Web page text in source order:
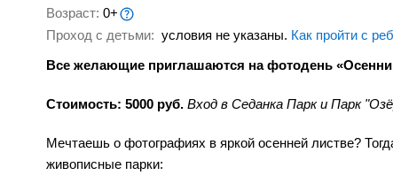
Возраст: 0+
Проход с детьми: условия не указаны. Как пройти с
Все желающие приглашаются на фотодень
Стоимость: 5000 руб. Вход в Седанка Парк и Парк
Мечтаешь о фотографиях в яркой осенней листве?
живописные парки: